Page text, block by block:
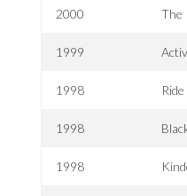
2000 The
1999
1998 Ride
1998
1998